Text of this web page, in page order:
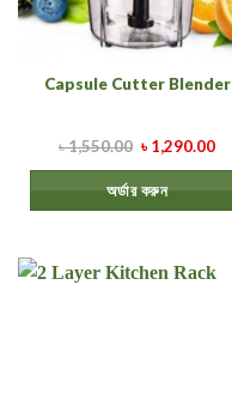
Capsule Cutter Blender
৳1,550.00 ৳1,290.00
অর্ডার করুন